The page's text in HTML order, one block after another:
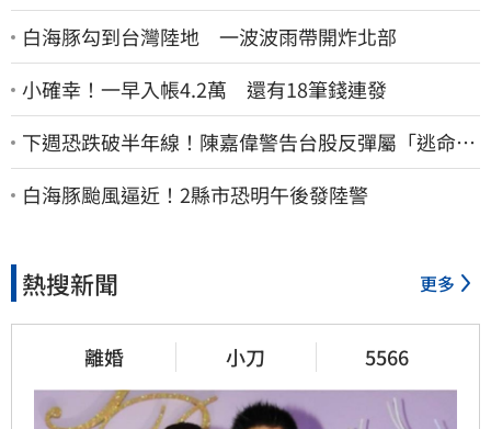
白海豚勾到台灣陸地 一波波雨帶開炸北部
小確幸！一早入帳4.2萬 還有18筆錢連發
下週恐跌破半年線！陳嘉偉警告台股反彈屬「逃命
波」：空頭大屠殺剛開始
白海豚颱風逼近！2縣市恐明午後發陸警
熱搜新聞 更多
離婚 小刀 5566